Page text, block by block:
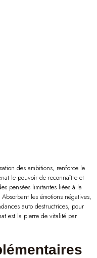
des ambitions, renforce le
le pouvoir de reconnaître et
pensées limitantes liées à la
les émotions négatives,
auto destructrices, pour
est la pierre de vitalité par